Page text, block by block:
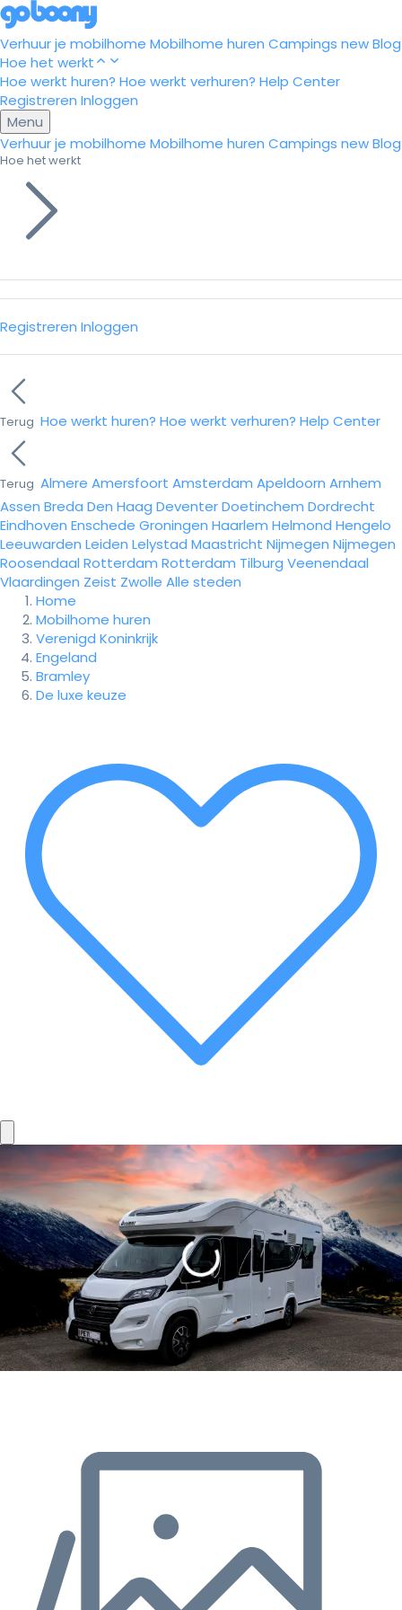
Verhuur je mobilhome Mobilhome huren Campings newBlog
Hoe het werkt
Hoe werkt huren? Hoe werkt verhuren? Help Center
Registreren Inloggen
Menu
Verhuur je mobilhome Mobilhome huren Campings newBlog
Hoe het werkt
Registreren Inloggen
Terug Hoe werkt huren? Hoe werkt verhuren? Help Center
Terug Almere Amersfoort Amsterdam Apeldoorn Arnhem
Assen Breda Den Haag DeventerDoetinchem Dordrecht
Eindhoven Enschede Groningen Haarlem Helmond Hengelo
Leeuwarden Leiden Lelystad Maastricht Nijmegen Nijmegen
Roosendaal Rotterdam Rotterdam Tilburg Veenendaal
Vlaardingen Zeist Zwolle Alle steden
Home
Mobilhome huren
Verenigd Koninkrijk
Engeland
Bramley
De luxe keuze